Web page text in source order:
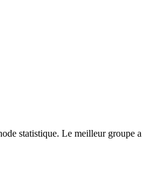
statistique. Le meilleur